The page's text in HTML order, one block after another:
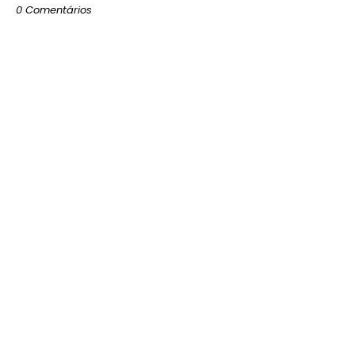
0 Comentários